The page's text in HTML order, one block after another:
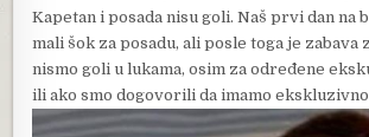
Kapetan i posada nisu goli. Naš prvi dan na
mali šok za posadu, ali posle toga je zabava
nismo goli u lukama, osim za određene
ili ako smo dogovorili da imamo